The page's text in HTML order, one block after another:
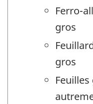
Ferro-
gros
gros